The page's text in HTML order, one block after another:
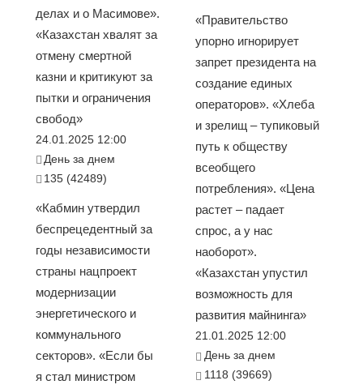
делах и о Масимове».
«Казахстан хвалят за
отмену смертной
казни и критикуют за
пытки и ограничения
свобод»
24.01.2025 12:00
День за днем
135 (42489)
«Кабмин утвердил
беспрецедентный за
годы независимости
страны нацпроект
модернизации
энергетического и
коммунального
секторов». «Если бы
я стал министром
«Правительство
упорно игнорирует
запрет президента на
создание единых
операторов». «Хлеба
и зрелищ – тупиковый
путь к обществу
всеобщего
потребления». «Цена
растет – падает
спрос, а у нас
наоборот».
«Казахстан упустил
возможность для
развития майнинга»
21.01.2025 12:00
День за днем
1118 (39669)